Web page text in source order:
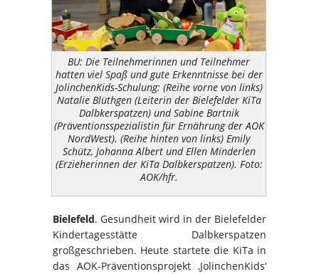
BU: Die Teilnehmerinnen und Teilnehmer
hatten viel Spaß und gute Erkenntnisse bei der
JolinchenKids-Schulung: (Reihe vorne von links)
Natalie Blüthgen (Leiterin der Bielefelder KiTa
Dalbkerspatzen) und Sabine Bartnik
(Präventionsspezialistin für Ernährung der AOK
NordWest). (Reihe hinten von links) Emily
Schütz, Johanna Albert und Ellen Minderlen
(Erzieherinnen der KiTa Dalbkerspatzen). Foto:
AOK/hfr.
Bielefeld. Gesundheit wird in der Bielefelder
Kindertagesstätte Dalbkerspatzen
großgeschrieben. Heute startete die KiTa in
das AOK-Präventionsprojekt ‚JolinchenKids‘